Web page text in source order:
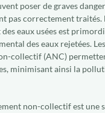
poser de graves
pas correctement traités.
eaux usées est
des eaux rejetées.
collectif (ANC)
minimisant ainsi la
non-collectif est une